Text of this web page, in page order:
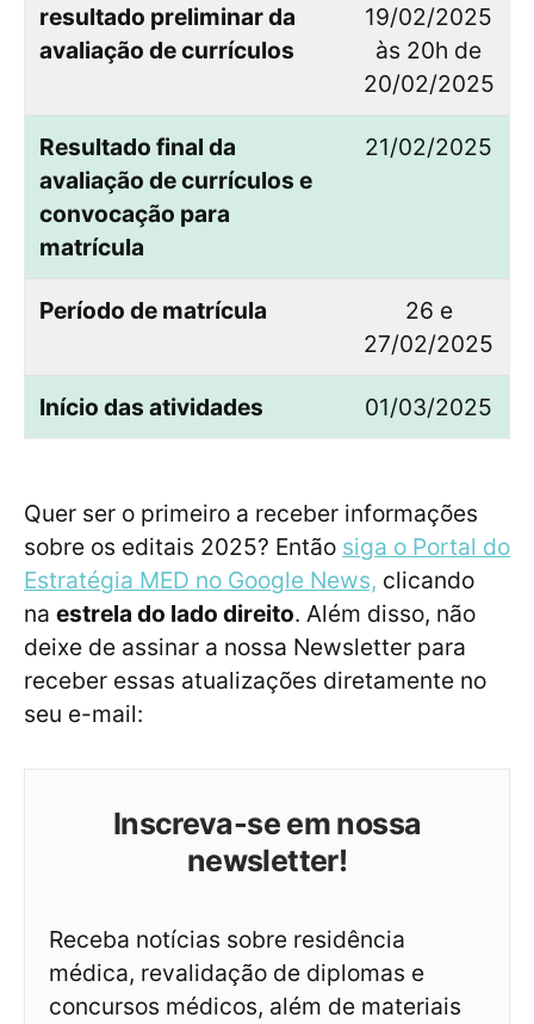
resultado preliminar da
avaliação de currículos
19/02/2025
às 20h de
20/02/2025
Resultado final da
avaliação de currículos e
convocação para
matrícula
21/02/2025
Período de matrícula
26 e
27/02/2025
Início das atividades 01/03/2025
Quer ser o primeiro a receber informações
sobre os editais 2025? Então siga o Portal do
Estratégia MED no Google News, clicando
na estrela do lado direito. Além disso, não
deixe de assinar a nossa Newsletter para
receber essas atualizações diretamente no
seu e-mail:
Inscreva-se em nossa
newsletter!
Receba notícias sobre residência
médica, revalidação de diplomas e
concursos médicos, além de materiais